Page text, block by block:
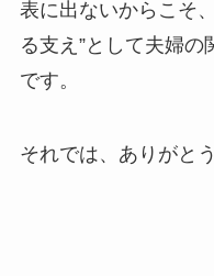
表に出ないからこそ
る支え”として夫婦
です。
それでは、ありがと